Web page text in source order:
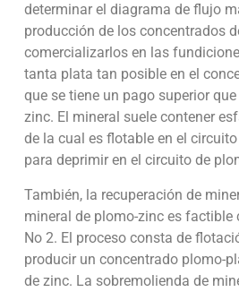
determinar el diagrama de flujo
producción de los concentrados
comercializarlos en las
tanta plata tan posible en el
que se tiene un pago superior
zinc. El mineral suele contener
de la cual es flotable en el
para deprimir en el circuito de
También, la recuperación de
mineral de plomo-zinc es
No 2. El proceso consta de
producir un concentrado plomo-
de zinc. La sobremolienda de